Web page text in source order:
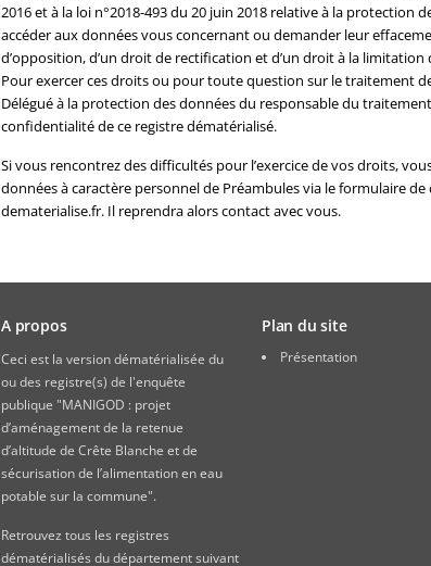
2016 et à la loi n°2018-493 du 20 juin 2018 relative à la protection
accéder aux données vous concernant ou demander leur
d’opposition, d’un droit de rectification et d’un droit à la
Pour exercer ces droits ou pour toute question sur le traitement
Délégué à la protection des données du responsable du
confidentialité de ce registre dématérialisé.
Si vous rencontrez des difficultés pour l’exercice de vos droits,
données à caractère personnel de Préambules via le formulaire
dematerialise.fr. Il reprendra alors contact avec vous.
A propos
Ceci est la version dématérialisée du
ou des registre(s) de l'enquête
publique "MANIGOD : projet
d’aménagement de la retenue
d’altitude de Crête Blanche et de
sécurisation de l’alimentation en eau
potable sur la commune".
Retrouvez tous les registres
dématérialisés du département suivant
Plan du site
Présentation